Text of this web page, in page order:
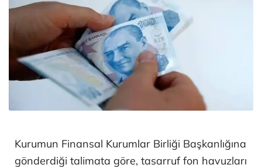
Kurumun Finansal Kurumlar Birliği Başkanlığına
gönderdiği talimata göre, tasarruf fon havuzları